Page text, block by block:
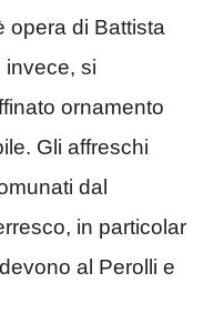
opera di Battista
invece, si
ornamento
Gli affreschi
dal
in particolar
al Perolli e